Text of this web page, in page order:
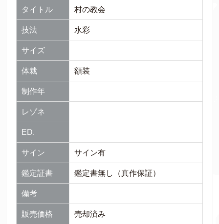
タイトル 村の教会
技法 水彩
サイズ
体裁 額装
制作年
レゾネ
ED.
サイン サイン有
鑑定証書 鑑定書無し（真作保証）
備考
販売価格 売却済み